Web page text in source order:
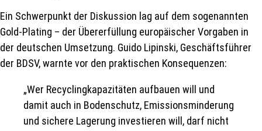
Ein Schwerpunkt der Diskussion lag auf dem sogenannten
Gold-Plating – der Übererfüllung europäischer Vorgaben in
der deutschen Umsetzung. Guido Lipinski, Geschäftsführer
der BDSV, warnte vor den praktischen Konsequenzen:
„Wer Recyclingkapazitäten aufbauen will und
damit auch in Bodenschutz, Emissionsminderung
und sichere Lagerung investieren will, darf nicht